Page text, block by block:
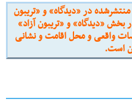
در «دیدگاه» و «تریبون
«دیدگاه» و «تریبون آزاد»
واقعی و محل اقامت و نشانی
است.